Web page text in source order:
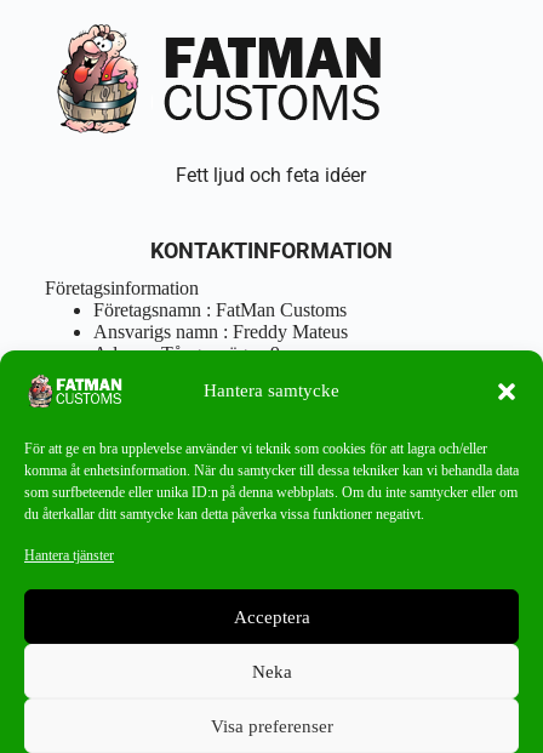
Hantera samtycke
För att ge en bra upplevelse använder vi teknik som cookies för att lagra och/eller
komma åt enhetsinformation. När du samtycker till dessa tekniker kan vi behandla data
som surfbeteende eller unika ID:n på denna webbplats. Om du inte samtycker eller om
du återkallar ditt samtycke kan detta påverka vissa funktioner negativt.
Hantera tjänster
Acceptera
Neka
Visa preferenser
Fett ljud och feta idéer
KONTAKTINFORMATION
Företagsinformation
Företagsnamn : FatMan Customs
Ansvarigs namn : Freddy Mateus
Adress : Tångenvägen 9
Postnr : 417 46 Göteborg
Tel : 0762919666
info@fatmancustoms.se
Mån – Fre 10:00 – 18:00
Lör -11:00 – 15:00
Missa aldrig ett bra erbjudande!